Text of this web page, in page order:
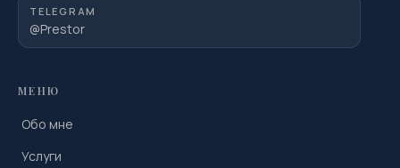
TELEGRAM
@Prestor
МЕНЮ
Обо мне
Услуги